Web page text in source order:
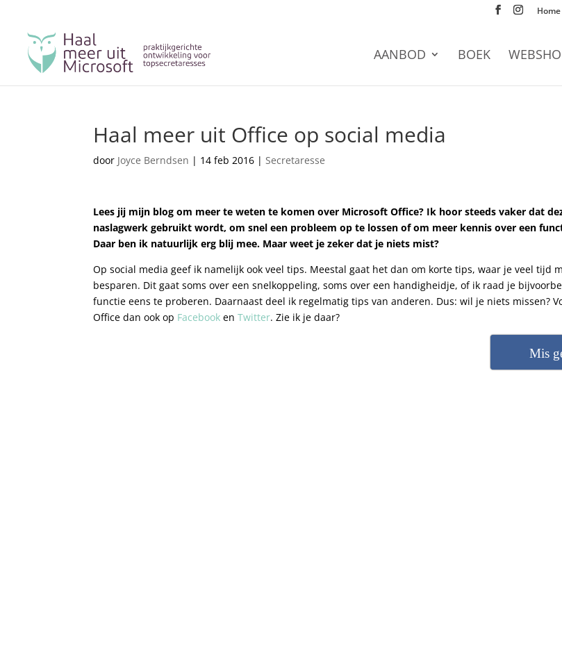
Home
AANBOD BOEK
Haal meer uit Office op social media
door Joyce Berndsen | 14 feb 2016 |Secretaresse
Lees jij mijn blog om meer te weten te komen over Microsoft Office? Ik hoor steeds vaker dat
naslagwerk gebruikt wordt, om snel een probleem op te lossen of om meer kennis over een
Daar ben ik natuurlijk erg blij mee. Maar weet je zeker dat je niets mist?
Op social media geef ik namelijk ook veel tips. Meestal gaat het dan om korte tips, waar je veel tijd
besparen. Dit gaat soms over een snelkoppeling, soms over een handigheidje, of ik raad je
functie eens te proberen. Daarnaast deel ik regelmatig tips van anderen. Dus: wil je niets missen?
Office dan ook op FacebookenTwitter. Zie ik je daar?
Mis